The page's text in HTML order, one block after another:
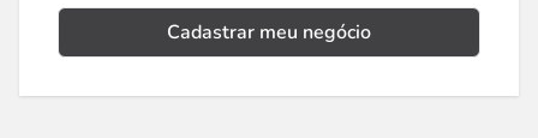
Cadastrar meu negócio